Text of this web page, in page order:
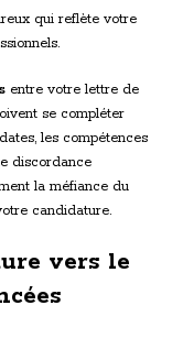
qui reflète votre
entre votre lettre de
se compléter
les compétences
discordance
la méfiance du
candidature.
vers le